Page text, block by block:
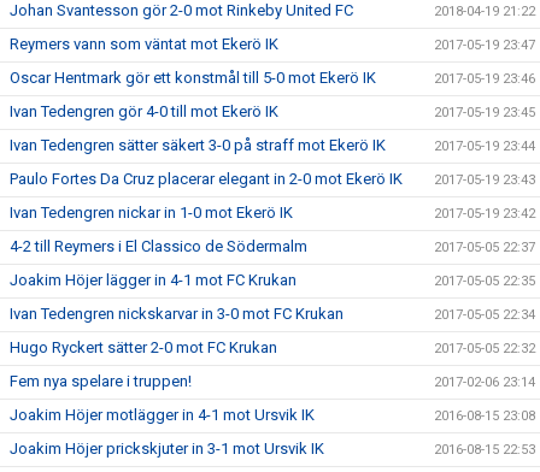
Johan Svantesson gör 2-0 mot Rinkeby United FC 2018-04-19 21:22
Reymers vann som väntat mot Ekerö IK 2017-05-19 23:47
Oscar Hentmark gör ett konstmål till 5-0 mot Ekerö IK 2017-05-19 23:46
Ivan Tedengren gör 4-0 till mot Ekerö IK 2017-05-19 23:45
Ivan Tedengren sätter säkert 3-0 på straff mot Ekerö IK 2017-05-19 23:44
Paulo Fortes Da Cruz placerar elegant in 2-0 mot Ekerö IK 2017-05-19 23:43
Ivan Tedengren nickar in 1-0 mot Ekerö IK 2017-05-19 23:42
4-2 till Reymers i El Classico de Södermalm 2017-05-05 22:37
Joakim Höjer lägger in 4-1 mot FC Krukan 2017-05-05 22:35
Ivan Tedengren nickskarvar in 3-0 mot FC Krukan 2017-05-05 22:34
Hugo Ryckert sätter 2-0 mot FC Krukan 2017-05-05 22:32
Fem nya spelare i truppen! 2017-02-06 23:14
Joakim Höjer motlägger in 4-1 mot Ursvik IK 2016-08-15 23:08
Joakim Höjer prickskjuter in 3-1 mot Ursvik IK 2016-08-15 22:53